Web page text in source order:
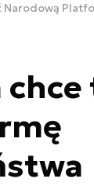
Narodową